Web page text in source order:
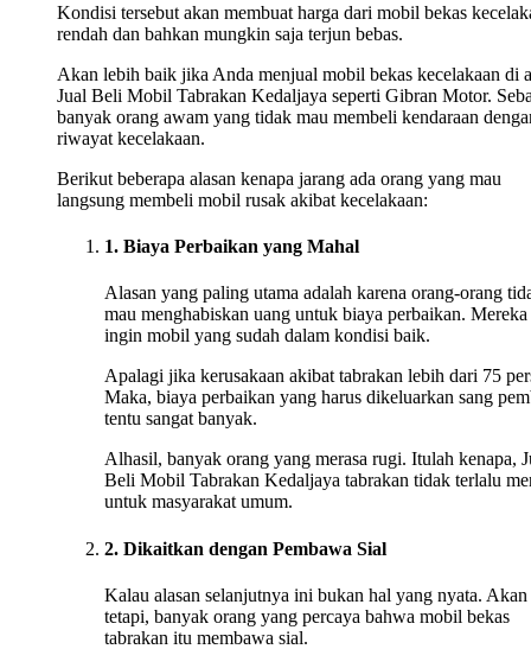
Kondisi tersebut akan membuat harga dari mobil bekas
rendah dan bahkan mungkin saja terjun bebas.
Akan lebih baik jika Anda menjual mobil bekas kecelakaan di
Jual Beli Mobil Tabrakan Kedaljaya seperti Gibran Motor.
banyak orang awam yang tidak mau membeli kendaraan
riwayat kecelakaan.
Berikut beberapa alasan kenapa jarang ada orang yang mau
langsung membeli mobil rusak akibat kecelakaan:
1. Biaya Perbaikan yang Mahal
Alasan yang paling utama adalah karena orang-orang
mau menghabiskan uang untuk biaya perbaikan. Mereka
ingin mobil yang sudah dalam kondisi baik.
Apalagi jika kerusakaan akibat tabrakan lebih dari 75
Maka, biaya perbaikan yang harus dikeluarkan sang
tentu sangat banyak.
Alhasil, banyak orang yang merasa rugi. Itulah kenapa,
Beli Mobil Tabrakan Kedaljaya tabrakan tidak terlalu
untuk masyarakat umum.
2. Dikaitkan dengan Pembawa Sial
Kalau alasan selanjutnya ini bukan hal yang nyata. Akan
tetapi, banyak orang yang percaya bahwa mobil bekas
tabrakan itu membawa sial.